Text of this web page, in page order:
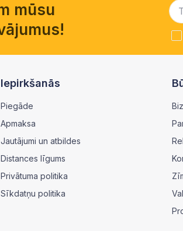
mūsu
Iepirkšanās
Piegāde
Apmaksa
Jautājumi un atbildes
Distances līgums
Privātuma politika
Sīkdatņu politika